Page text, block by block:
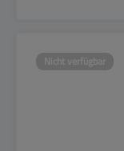
Nicht verfügbar